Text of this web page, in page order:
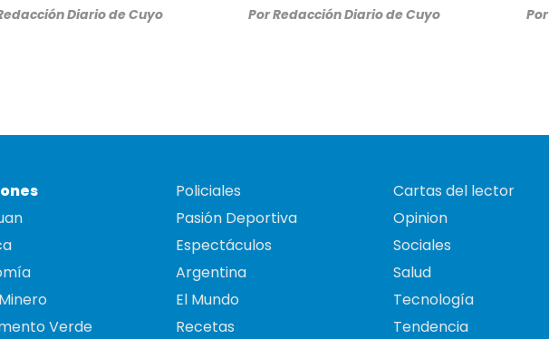
Diario de Cuyo PorRedacción Diario de Cuyo Por
Verde
Policiales
Pasión Deportiva
Espectáculos
Argentina
El Mundo
Recetas
Cartas del lector
Opinion
Sociales
Salud
Tecnología
Tendencia